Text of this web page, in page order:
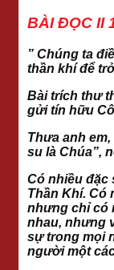
BÀI ĐỌC II
” Chúng ta
thần khí để
Bài trích thư
gửi tín hữu
Thưa anh
su là Chúa”,
Có nhiều đặc
Thần Khí. Có
nhưng chỉ có
nhau, nhưng
sự trong mọi
người một